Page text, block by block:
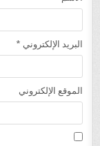
البريد الإلكتروني *
الموقع الإلكتروني